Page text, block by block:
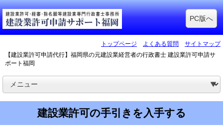
PC版へ
トップページ よくある質問
サイトマップ
【建設業許可申請代行】福岡県の元建設業経営者の行政書士 建設業許可申請サ
ポート福岡
建設業許可の手引きを入手する